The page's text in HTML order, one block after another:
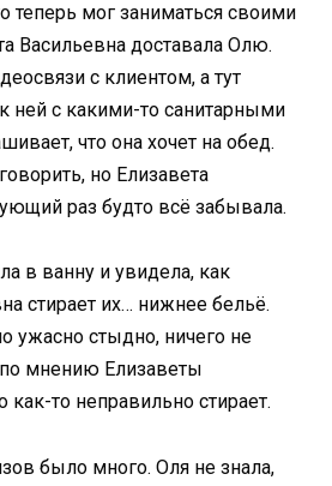
теперь мог заниматься своими
Васильевна доставала Олю.
с клиентом, а тут
ней с какими-то санитарными
что она хочет на обед.
но Елизавета
раз будто всё забывала.
в ванну и увидела, как
стирает их… нижнее бельё.
ужасно стыдно, ничего не
по мнению Елизаветы
как-то неправильно стирает.
было много. Оля не знала,